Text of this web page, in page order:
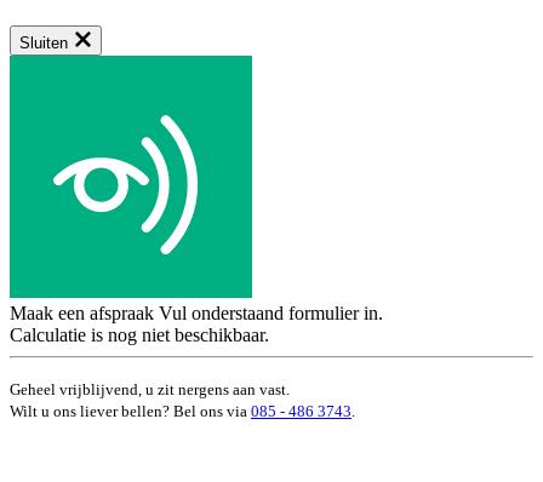
Sluiten
Maak een afspraak Vul onderstaand formulier in.
Calculatie is nog niet beschikbaar.
Geheel vrijblijvend, u zit nergens aan vast.
Wilt u ons liever bellen? Bel ons via 085 - 486 3743.